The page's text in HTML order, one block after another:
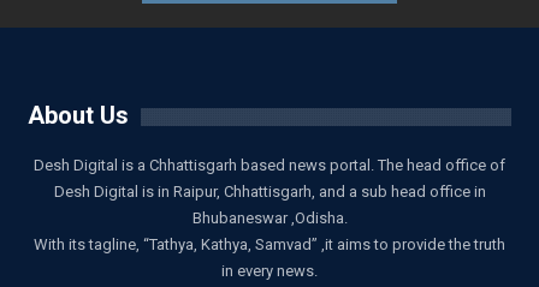
About Us
Desh Digital is a Chhattisgarh based news portal. The head office of
Desh Digital is in Raipur, Chhattisgarh, and a sub head office in
Bhubaneswar ,Odisha.
With its tagline, “Tathya, Kathya, Samvad” ,it aims to provide the truth
in every news.